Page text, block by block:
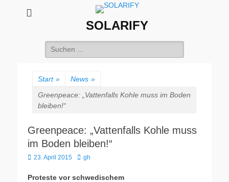
SOLARIFY
Suchen
nach:
Start » News »
Greenpeace: „Vattenfalls Kohle muss im Boden
bleiben!“
Greenpeace: „Vattenfalls Kohle muss
im Boden bleiben!“
Veröffentlicht
23. April 2015 Autor
gh
Proteste vor schwedischem